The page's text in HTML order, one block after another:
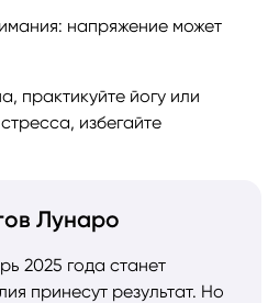
напряжение может
практикуйте йогу или
избегайте
Лунаро
2025 года станет
принесут результат. Но